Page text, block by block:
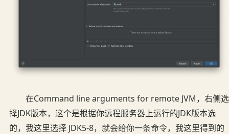
在Command line arguments for remote JVM，右侧选
择JDK版本，这个是根据你远程服务器上运行的JDK版本选
的，我这里选择 JDK5-8，就会给你一条命令，我这里得到的